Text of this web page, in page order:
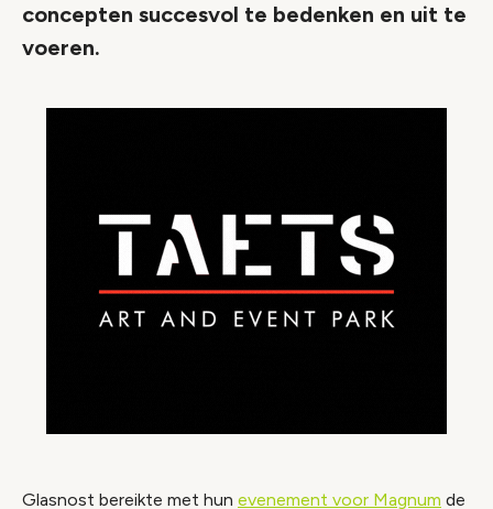
concepten succesvol te bedenken en uit te
voeren.
Glasnost bereikte met hun evenement voor Magnum de